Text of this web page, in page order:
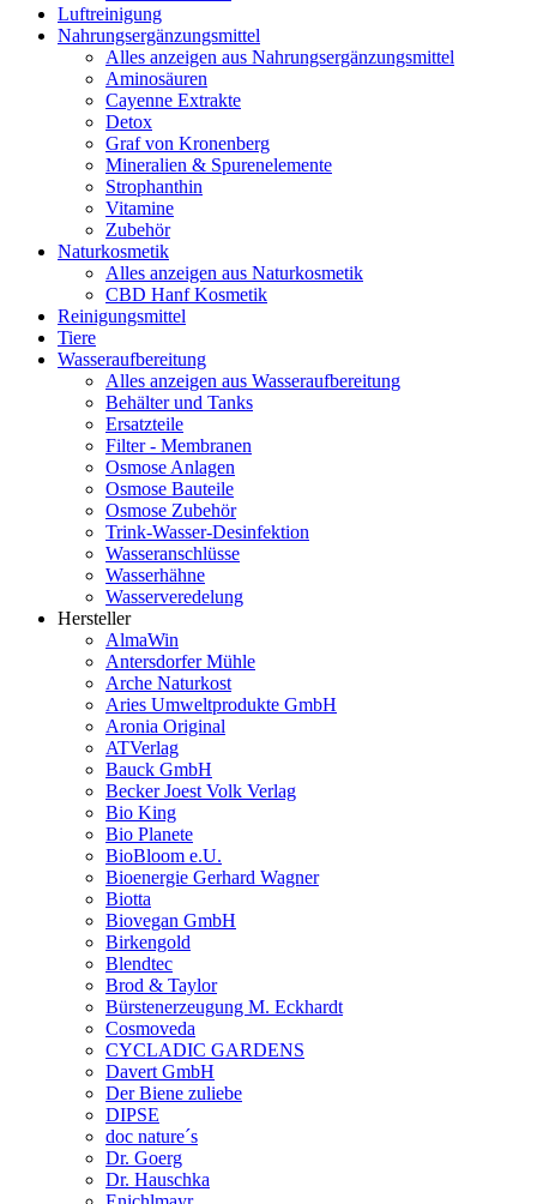
Luftreinigung
Nahrungsergänzungsmittel
Alles anzeigen aus Nahrungsergänzungsmittel
Aminosäuren
Cayenne Extrakte
Detox
Graf von Kronenberg
Mineralien & Spurenelemente
Strophanthin
Vitamine
Zubehör
Naturkosmetik
Alles anzeigen aus Naturkosmetik
CBD Hanf Kosmetik
Reinigungsmittel
Tiere
Wasseraufbereitung
Alles anzeigen aus Wasseraufbereitung
Behälter und Tanks
Ersatzteile
Filter - Membranen
Osmose Anlagen
Osmose Bauteile
Osmose Zubehör
Trink-Wasser-Desinfektion
Wasseranschlüsse
Wasserhähne
Wasserveredelung
Hersteller
AlmaWin
Antersdorfer Mühle
Arche Naturkost
Aries Umweltprodukte GmbH
Aronia Original
ATVerlag
Bauck GmbH
Becker Joest Volk Verlag
Bio King
Bio Planete
BioBloom e.U.
Bioenergie Gerhard Wagner
Biotta
Biovegan GmbH
Birkengold
Blendtec
Brod & Taylor
Bürstenerzeugung M. Eckhardt
Cosmoveda
CYCLADIC GARDENS
Davert GmbH
Der Biene zuliebe
DIPSE
doc nature´s
Dr. Goerg
Dr. Hauschka